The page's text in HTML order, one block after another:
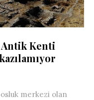
Antik Kenti
merkezi olan